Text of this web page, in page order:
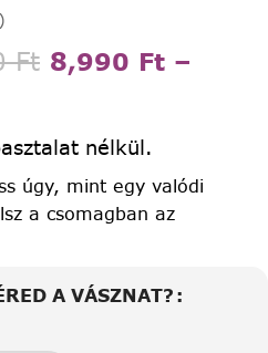
Ft 8,990 Ft –
nélkül.
úgy, mint egy valódi
a csomagban az
A VÁSZNAT?